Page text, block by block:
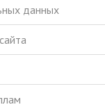
данных